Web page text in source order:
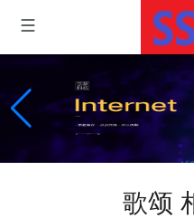
歌颂